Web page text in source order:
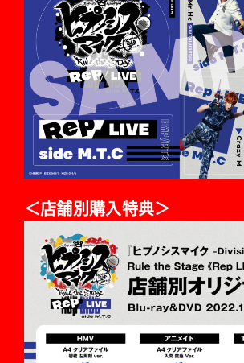
＜店舗別購入特典＞